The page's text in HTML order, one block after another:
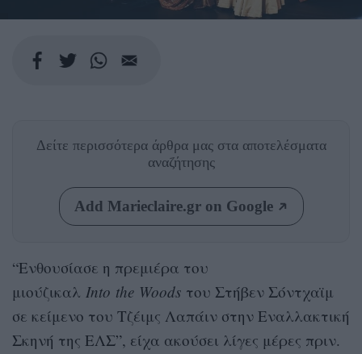
Δείτε περισσότερα άρθρα μας στα αποτελέσματα
αναζήτησης
Add Marieclaire.gr on Google
“Ενθουσίασε η πρεμιέρα του
μιούζικαλ Into the Woods του Στήβεν Σόντχαϊμ
σε κείμενο του Τζέιμς Λαπάιν στην Εναλλακτική
Σκηνή της ΕΛΣ”, είχα ακούσει λίγες μέρες πριν.